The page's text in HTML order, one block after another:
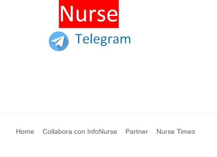
Home Collabora con InfoNurse Partner Nurse Times